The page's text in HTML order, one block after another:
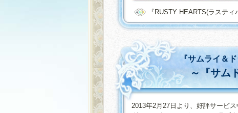
『RUSTY HEARTS(ラスティ
『サムライ＆
～『サム
2013年2月27日より、好評サービ